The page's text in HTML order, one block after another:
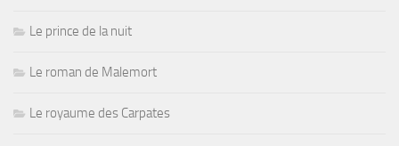
Le prince de la nuit
Le roman de Malemort
Le royaume des Carpates